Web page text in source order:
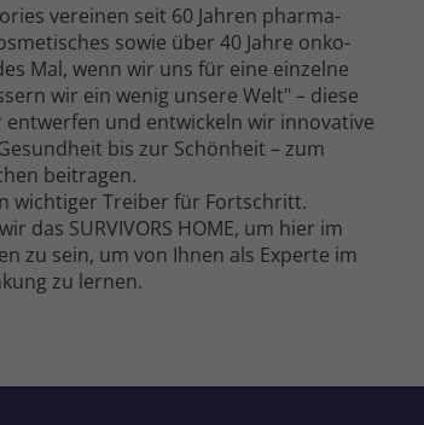
vereinen seit 60 Jahren pharma­
sowie über 40 Jahre onko­
Mal, wenn wir uns für eine einzelne
wir ein wenig unsere Welt" – diese
und entwickeln wir innovative
bis zur Schönheit – zum
beitragen.
wichtiger Treiber für Fort­schritt.
das SURVIVORS HOME, um hier im
zu sein, um von Ihnen als Experte im
zu lernen.